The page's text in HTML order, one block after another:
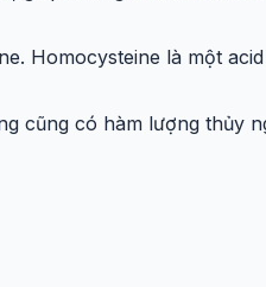
Homocysteine là một
cũng có hàm lượng thủy